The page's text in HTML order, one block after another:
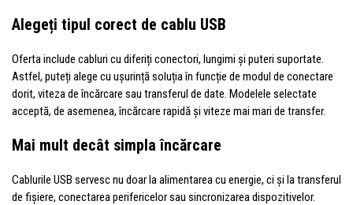
Alegeți tipul corect de cablu USB
Oferta include cabluri cu diferiți conectori, lungimi și puteri suportate.
Astfel, puteți alege cu ușurință soluția în funcție de modul de conectare
dorit, viteza de încărcare sau transferul de date. Modelele selectate
acceptă, de asemenea, încărcare rapidă și viteze mai mari de transfer.
Mai mult decât simpla încărcare
Cablurile USB servesc nu doar la alimentarea cu energie, ci și la transferul
de fișiere, conectarea perifericelor sau sincronizarea dispozitivelor.